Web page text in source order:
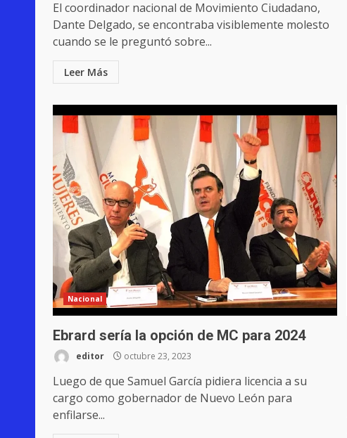
El coordinador nacional de Movimiento Ciudadano,
Dante Delgado, se encontraba visiblemente molesto
cuando se le preguntó sobre...
Leer Más
Nacional
Ebrard sería la opción de MC para 2024
editor octubre 23, 2023
Luego de que Samuel García pidiera licencia a su
cargo como gobernador de Nuevo León para
enfilarse...